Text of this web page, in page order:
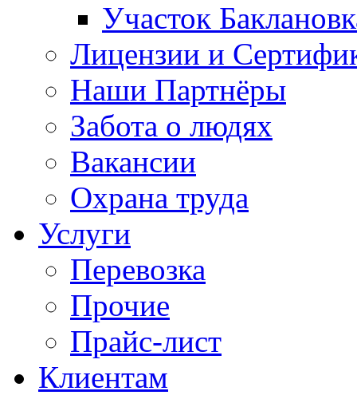
Участок
Лицензии и
Наши Партнёры
Забота о людях
Вакансии
Охрана труда
Услуги
Перевозка
Прочие
Прайс-лист
Клиентам